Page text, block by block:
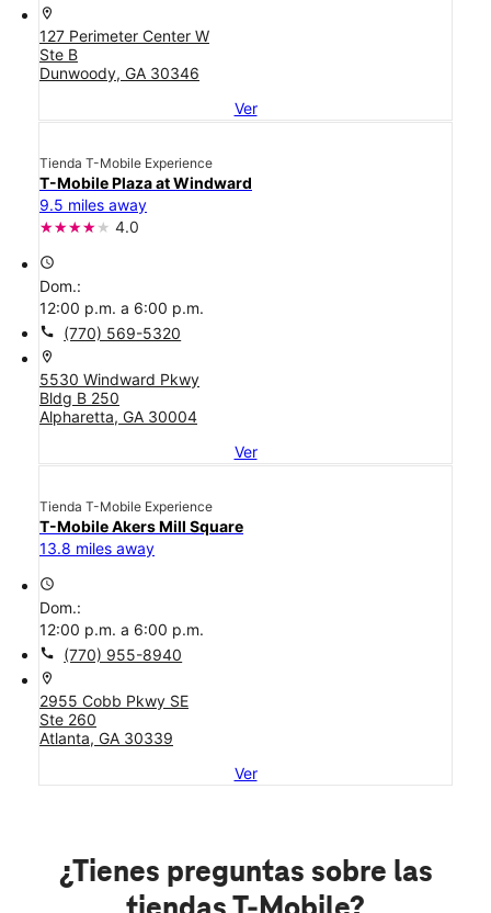
location_on
127 Perimeter Center W
Ste B
Dunwoody, GA 30346
Ver
Tienda T-Mobile Experience
T-Mobile Plaza at Windward
9.5 miles away
4.0
access_time
Dom.:
12:00 p.m. a 6:00 p.m.
call (770) 569-5320
location_on
5530 Windward Pkwy
Bldg B 250
Alpharetta, GA 30004
Ver
Tienda T-Mobile Experience
T-Mobile Akers Mill Square
13.8 miles away
access_time
Dom.:
12:00 p.m. a 6:00 p.m.
call (770) 955-8940
location_on
2955 Cobb Pkwy SE
Ste 260
Atlanta, GA 30339
Ver
¿Tienes preguntas sobre las